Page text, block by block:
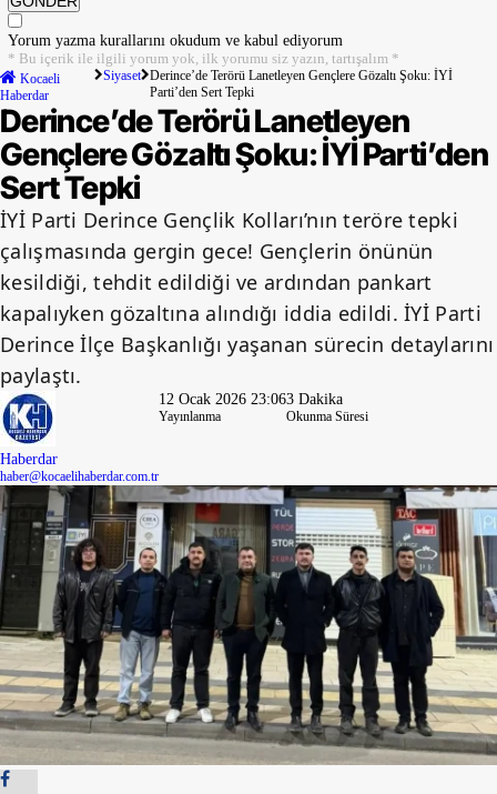
Yorum yazma kurallarını okudum ve kabul ediyorum
* Bu içerik ile ilgili yorum yok, ilk yorumu siz yazın, tartışalım *
Kocaeli
Haberdar
Siyaset Derince’de Terörü Lanetleyen Gençlere Gözaltı Şoku: İYİ
Parti’den Sert Tepki
Derince’de Terörü Lanetleyen
Gençlere Gözaltı Şoku: İYİ Parti’den
Sert Tepki
İYİ Parti Derince Gençlik Kolları’nın teröre tepki
çalışmasında gergin gece! Gençlerin önünün
kesildiği, tehdit edildiği ve ardından pankart
kapalıyken gözaltına alındığı iddia edildi. İYİ Parti
Derince İlçe Başkanlığı yaşanan sürecin detaylarını
paylaştı.
Haberdar
haber@kocaelihaberdar.com.tr
12 Ocak 2026 23:06
Yayınlanma
3 Dakika
Okunma Süresi